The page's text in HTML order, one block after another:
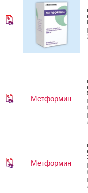
Метформин
Метформин